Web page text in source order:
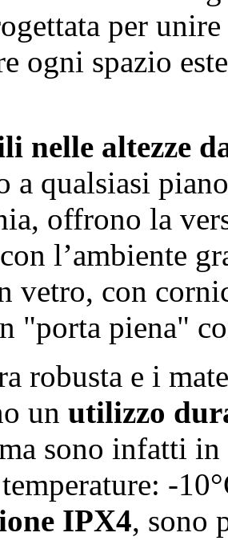
per
ogni spazio
nelle altezze
a qualsiasi
offrono la
l’ambiente
vetro, con
"porta piena"
robusta e i
un utilizzo
sono infatti
-
IPX4, sono